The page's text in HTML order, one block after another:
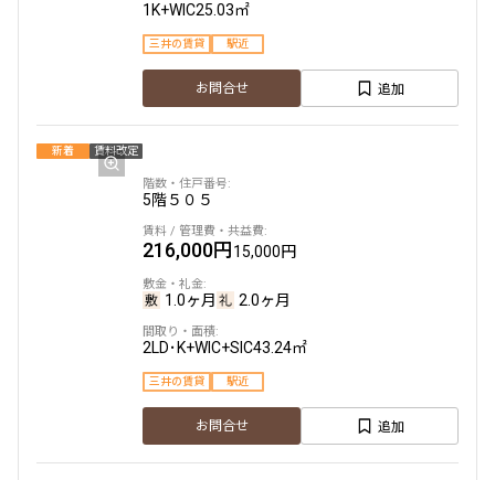
1K+WIC25.03㎡
三井の賃貸 駅近
お問合せ 追加
新着 賃料改定
5階５０５
216,000円15,000円
1.0ヶ月 2.0ヶ月
2LD･K+WIC+SIC43.24㎡
三井の賃貸 駅近
お問合せ 追加